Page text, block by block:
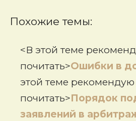
Похожие темы:
<В этой теме
почитать>Ошибки в
этой теме рекомендую
почитать>Порядок
заявлений в